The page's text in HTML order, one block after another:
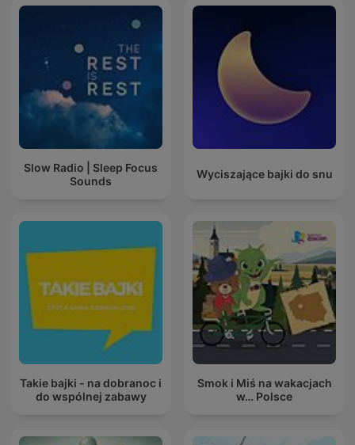
Slow Radio | Sleep Focus
Sounds
Wyciszające bajki do snu
Takie bajki - na dobranoc i
do wspólnej zabawy
Smok i Miś na wakacjach
w… Polsce